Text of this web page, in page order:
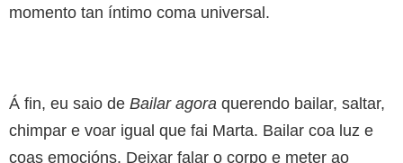
momento tan íntimo coma universal.
Á fin, eu saio de Bailar agora querendo bailar, saltar,
chimpar e voar igual que fai Marta. Bailar coa luz e
coas emocións. Deixar falar o corpo e meter ao